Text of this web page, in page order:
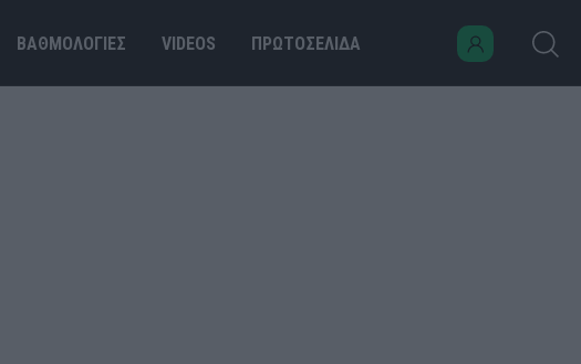
ΒΑΘΜΟΛΟΓΙΕΣ VIDEOS ΠΡΩΤΟΣΕΛΙΔΑ